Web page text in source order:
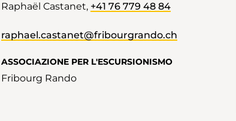
Raphaël Castanet, +41 76 779 48 84
raphael.castanet@fribourgrando.ch
ASSOCIAZIONE PER L'ESCURSIONISMO
Fribourg Rando